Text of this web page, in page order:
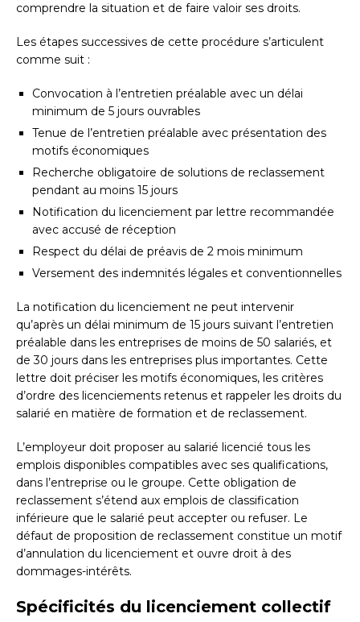
comprendre la situation et de faire valoir ses droits.
Les étapes successives de cette procédure s’articulent
comme suit :
Convocation à l’entretien préalable avec un délai
minimum de 5 jours ouvrables
Tenue de l’entretien préalable avec présentation des
motifs économiques
Recherche obligatoire de solutions de reclassement
pendant au moins 15 jours
Notification du licenciement par lettre recommandée
avec accusé de réception
Respect du délai de préavis de 2 mois minimum
Versement des indemnités légales et conventionnelles
La notification du licenciement ne peut intervenir
qu’après un délai minimum de 15 jours suivant l’entretien
préalable dans les entreprises de moins de 50 salariés, et
de 30 jours dans les entreprises plus importantes. Cette
lettre doit préciser les motifs économiques, les critères
d’ordre des licenciements retenus et rappeler les droits du
salarié en matière de formation et de reclassement.
L’employeur doit proposer au salarié licencié tous les
emplois disponibles compatibles avec ses qualifications,
dans l’entreprise ou le groupe. Cette obligation de
reclassement s’étend aux emplois de classification
inférieure que le salarié peut accepter ou refuser. Le
défaut de proposition de reclassement constitue un motif
d’annulation du licenciement et ouvre droit à des
dommages-intérêts.
Spécificités du licenciement collectif